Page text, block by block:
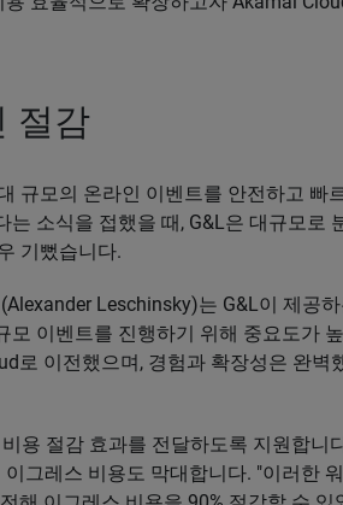
절감
규모의 온라인 이벤트를 안전하고 빠
소식을 접했을 때, G&L은 대규모로
기뻤습니다.
Leschinsky)는 G&L이 제공
이벤트를 진행하기 위해 중요도가
로 이전했으며, 경험과 확장성은 완벽
용 절감 효과를 전달하도록 지원합니
그레스 비용도 막대합니다. "이러한